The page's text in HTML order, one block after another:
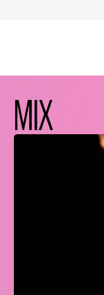
MIX